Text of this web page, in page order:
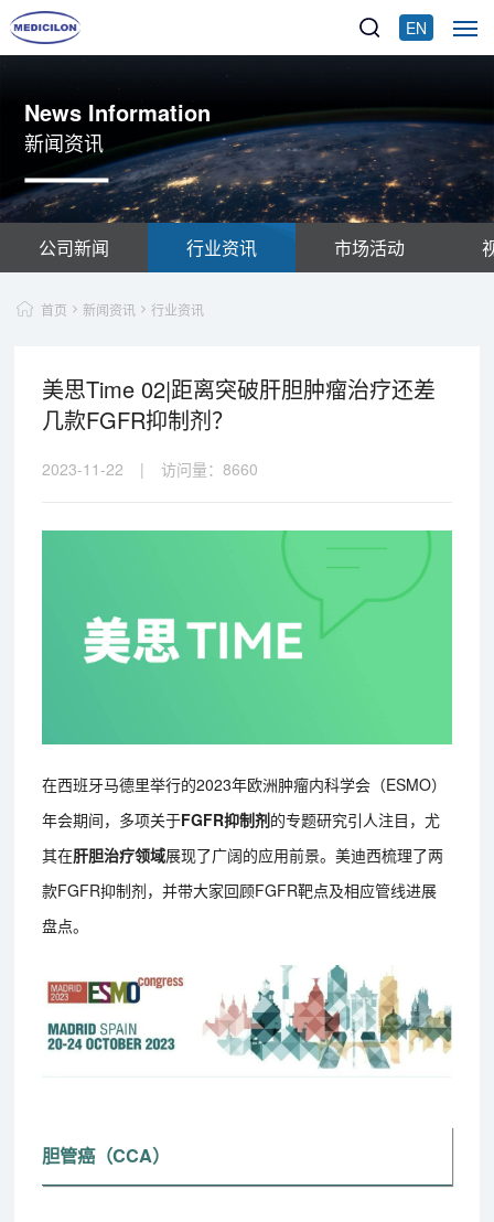
EN
News Information
新闻资讯
公司新闻 行业资讯 市场活动
首页 新闻资讯 行业资讯
美思Time 02|距离突破肝胆肿瘤治疗还差
几款FGFR抑制剂？
2023-11-22 | 访问量：8660
在西班牙马德里举行的2023年欧洲肿瘤内科学会（ESMO）
年会期间，多项关于FGFR抑制剂的专题研究引人注目，尤
其在肝胆治疗领域展现了广阔的应用前景。美迪西梳理了两
款FGFR抑制剂，并带大家回顾FGFR靶点及相应管线进展
盘点。
胆管癌（CCA）